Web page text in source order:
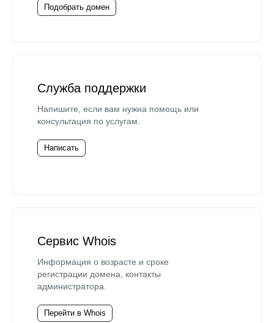
Подобрать домен
Служба поддержки
Напишите, если вам нужна помощь или
консультация по услугам.
Написать
Сервис Whois
Информация о возрасте и сроке
регистрации домена, контакты
администратора.
Перейти в Whois